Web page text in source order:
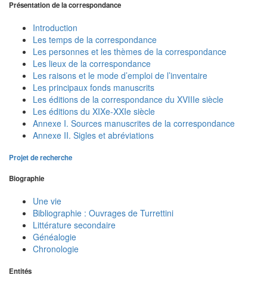
Présentation de la correspondance
Introduction
Les temps de la correspondance
Les personnes et les thèmes de la correspondance
Les lieux de la correspondance
Les raisons et le mode d’emploi de l’inventaire
Les principaux fonds manuscrits
Les éditions de la correspondance du XVIIIe siècle
Les éditions du XIXe-XXIe siècle
Annexe I. Sources manuscrites de la correspondance
Annexe II. Sigles et abréviations
Projet de recherche
Biographie
Une vie
Bibliographie : Ouvrages de Turrettini
Littérature secondaire
Généalogie
Chronologie
Entités